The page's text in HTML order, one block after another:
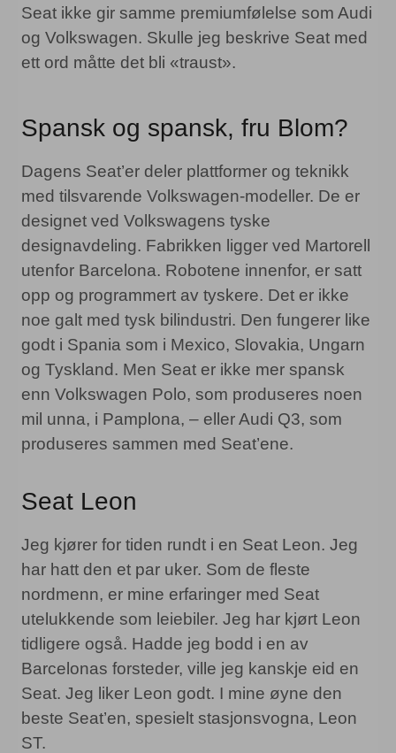
Seat ikke gir samme premiumfølelse som Audi
og Volkswagen. Skulle jeg beskrive Seat med
ett ord måtte det bli «traust».
Spansk og spansk, fru Blom?
Dagens Seat’er deler plattformer og teknikk
med tilsvarende Volkswagen-modeller. De er
designet ved Volkswagens tyske
designavdeling. Fabrikken ligger ved Martorell
utenfor Barcelona. Robotene innenfor, er satt
opp og programmert av tyskere. Det er ikke
noe galt med tysk bilindustri. Den fungerer like
godt i Spania som i Mexico, Slovakia, Ungarn
og Tyskland. Men Seat er ikke mer spansk
enn Volkswagen Polo, som produseres noen
mil unna, i Pamplona, – eller Audi Q3, som
produseres sammen med Seat’ene.
Seat Leon
Jeg kjører for tiden rundt i en Seat Leon. Jeg
har hatt den et par uker. Som de fleste
nordmenn, er mine erfaringer med Seat
utelukkende som leiebiler. Jeg har kjørt Leon
tidligere også. Hadde jeg bodd i en av
Barcelonas forsteder, ville jeg kanskje eid en
Seat. Jeg liker Leon godt. I mine øyne den
beste Seat’en, spesielt stasjonsvogna, Leon
ST.